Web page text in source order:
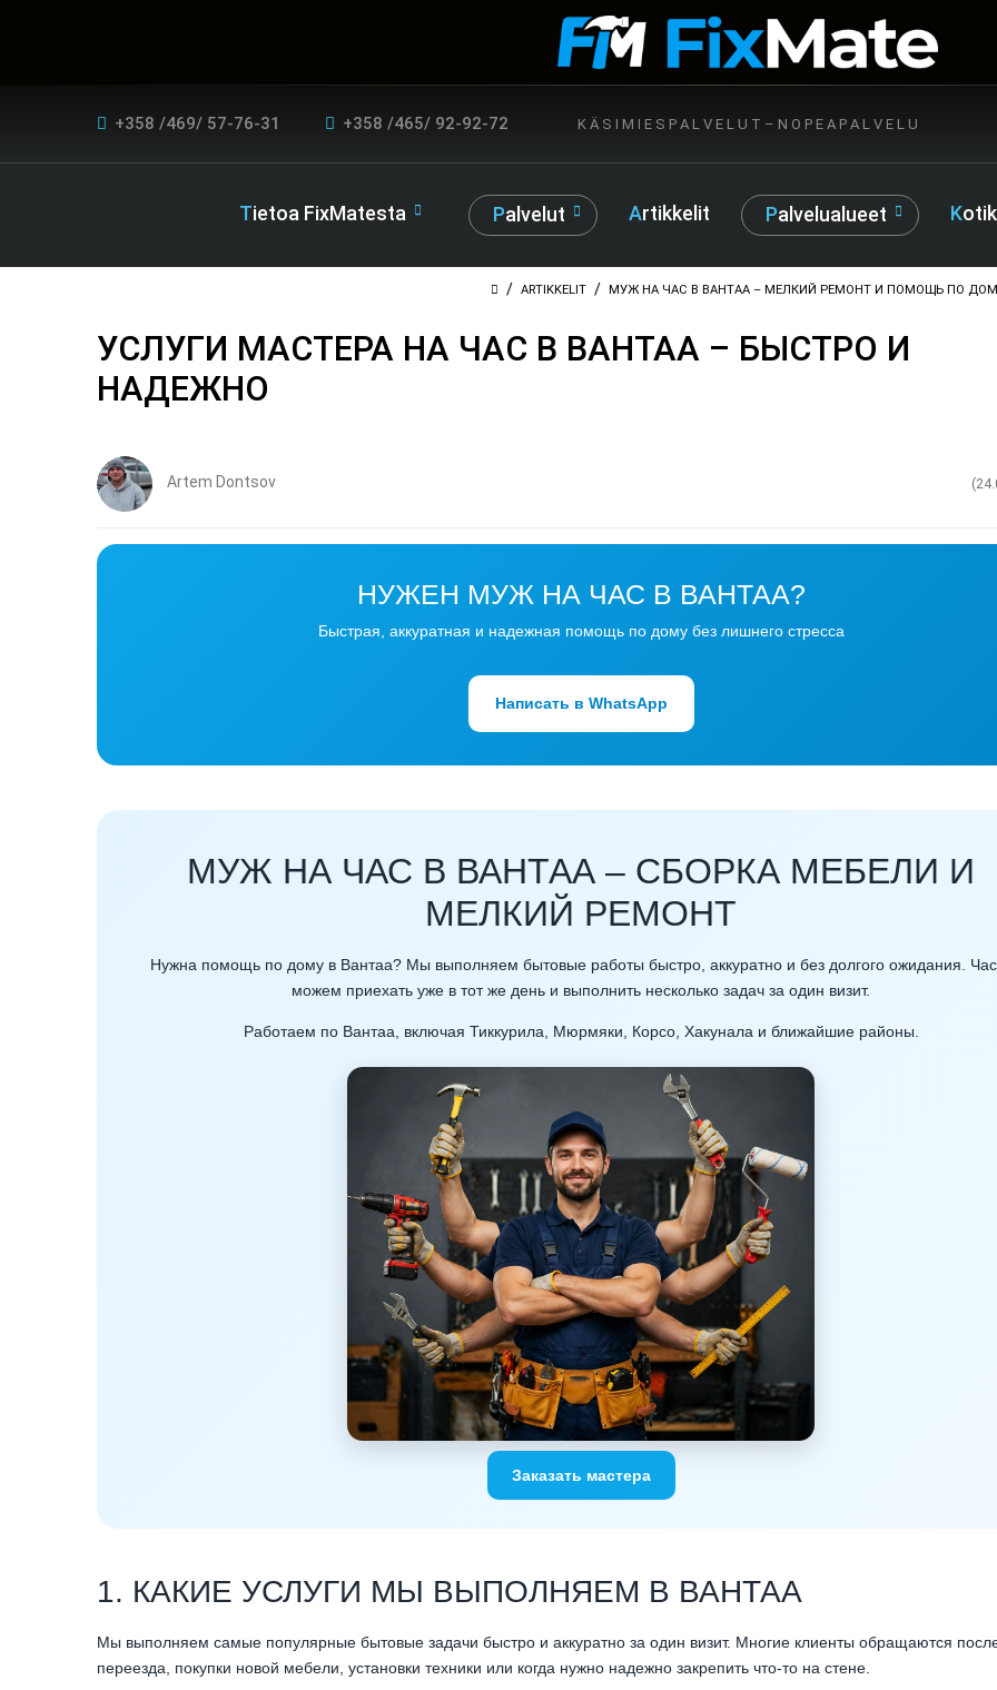
+358 /469/ 57-76-31 +358 /465/ 92-92-72 K Ä S I M I E S P A L V E L U T – N O P E A P A L V E L U
Tietoa FixMatesta Palvelut Artikkelit Palvelualueet
/ ARTIKKELIT / МУЖ НА ЧАС В ВАНТАА – МЕЛКИЙ РЕМОНТ И ПОМОЩЬ ПО
УСЛУГИ МАСТЕРА НА ЧАС В ВАНТАА – БЫСТРО И
НАДЕЖНО
Artem Dontsov
НУЖЕН МУЖ НА ЧАС В ВАНТАА?
Быстрая, аккуратная и надежная помощь по дому без лишнего стресса
Написать в WhatsApp
МУЖ НА ЧАС В ВАНТАА – СБОРКА МЕБЕЛИ И
МЕЛКИЙ РЕМОНТ
Нужна помощь по дому в Вантаа? Мы выполняем бытовые работы быстро, аккуратно и без долгого ожидания.
можем приехать уже в тот же день и выполнить несколько задач за один визит.
Работаем по Вантаа, включая Тиккурила, Мюрмяки, Корсо, Хакунала и ближайшие районы.
Заказать мастера
1. КАКИЕ УСЛУГИ МЫ ВЫПОЛНЯЕМ В ВАНТАА
Мы выполняем самые популярные бытовые задачи быстро и аккуратно за один визит. Многие клиенты обращаются
переезда, покупки новой мебели, установки техники или когда нужно надежно закрепить что-то на стене.